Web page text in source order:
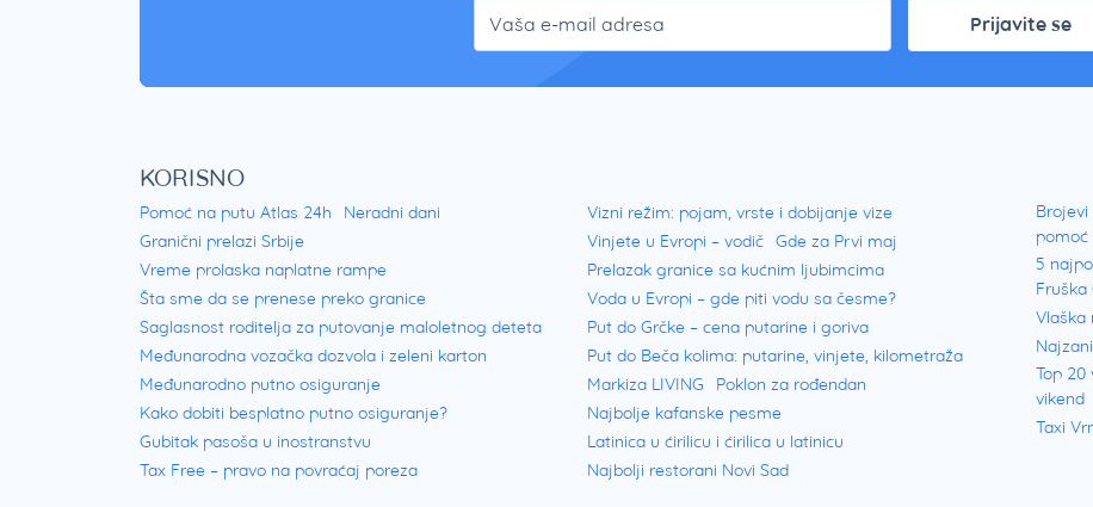
Prijavite se
KORISNO
Pomoć na putu Atlas 24h
Neradni dani
Granični prelazi Srbije
Vreme prolaska naplatne rampe
Šta sme da se prenese preko granice
Saglasnost roditelja za putovanje maloletnog deteta
Međunarodna vozačka dozvola i zeleni karton
Međunarodno putno osiguranje
Kako dobiti besplatno putno osiguranje?
Gubitak pasoša u inostranstvu
Tax Free – pravo na povraćaj poreza
Vizni režim: pojam, vrste i dobijanje vize
Vinjete u Evropi – vodič Gde za Prvi maj
Prelazak granice sa kućnim ljubimcima
Voda u Evropi – gde piti vodu sa česme?
Put do Grčke – cena putarine i goriva
Put do Beča kolima: putarine, vinjete, kilometraža
Markiza LIVING
Poklon za rođendan
Najbolje kafanske pesme
Latinica u ćirilicu i ćirilica u latinicu
Najbolji restorani Novi Sad
pomoć
5
Fruška
Vlaška
Top
vikend
Taxi